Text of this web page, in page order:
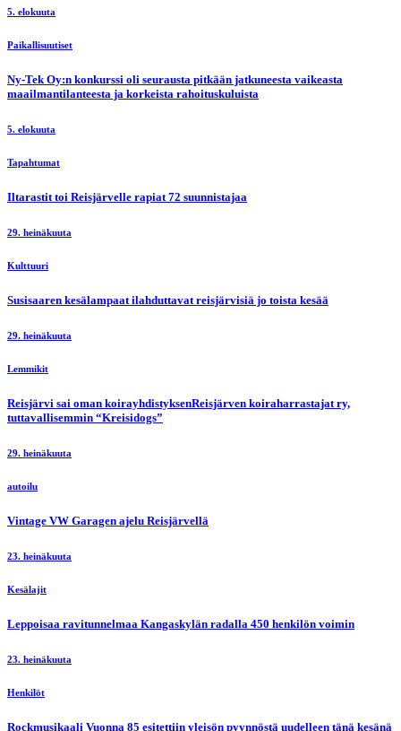
5. elokuuta
Paikallisuutiset
Ny-Tek Oy:n konkurssi oli seurausta pitkään jatkuneesta vaikeasta
maailmantilanteesta ja korkeista rahoituskuluista
5. elokuuta
Tapahtumat
Iltarastit toi Reisjärvelle rapiat 72 suunnistajaa
29. heinäkuuta
Kulttuuri
Susisaaren kesälampaat ilahduttavat reisjärvisiä jo toista kesää
29. heinäkuuta
Lemmikit
Reisjärvi sai oman koirayhdistyksenReisjärven koiraharrastajat ry,
tuttavallisemmin “Kreisidogs”
29. heinäkuuta
autoilu
Vintage VW Garagen ajelu Reisjärvellä
23. heinäkuuta
Kesälajit
Leppoisaa ravitunnelmaa Kangaskylän radalla 450 henkilön voimin
23. heinäkuuta
Henkilöt
Rockmusikaali Vuonna 85 esitettiin yleisön pyynnöstä uudelleen tänä kesänä